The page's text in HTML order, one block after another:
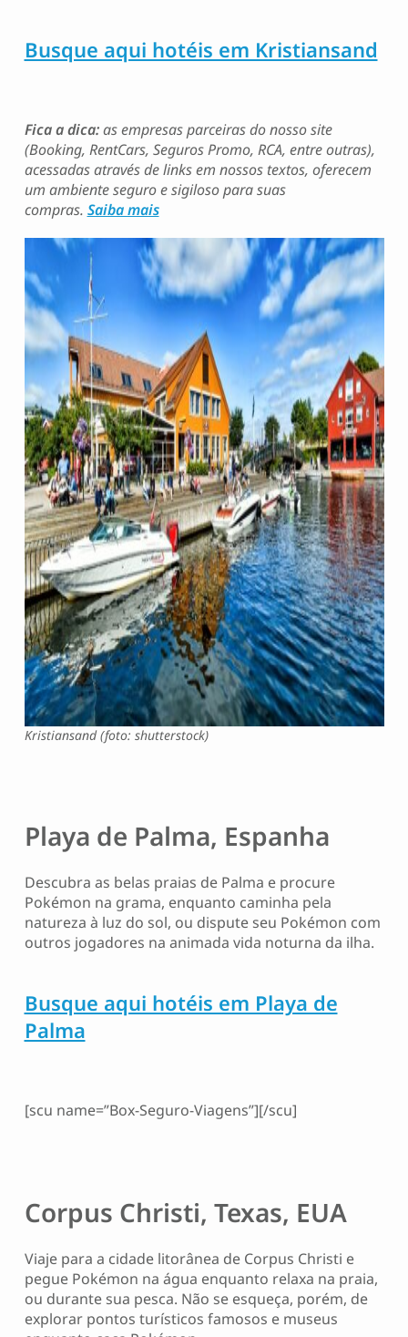
Busque aqui hotéis em Kristiansand
Fica a dica:as empresas parceiras do nosso site
(Booking, RentCars, Seguros Promo, RCA, entre outras),
acessadas através de links em nossos textos, oferecem
um ambiente seguro e sigiloso para suas
compras. Saiba mais
Kristiansand (foto: shutterstock)
Playa de Palma, Espanha
Descubra as belas praias de Palma e procure
Pokémon na grama, enquanto caminha pela
natureza à luz do sol, ou dispute seu Pokémon com
outros jogadores na animada vida noturna da ilha.
Busque aqui hotéis em Playa de
Palma
[scu name=”Box-Seguro-Viagens”][/scu]
Corpus Christi, Texas, EUA
Viaje para a cidade litorânea de Corpus Christi e
pegue Pokémon na água enquanto relaxa na praia,
ou durante sua pesca. Não se esqueça, porém, de
explorar pontos turísticos famosos e museus